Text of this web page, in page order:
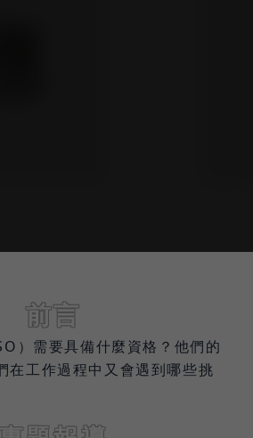
前言
）需要具備什麼資格？他們的
在工作過程中又會遇到哪些挑